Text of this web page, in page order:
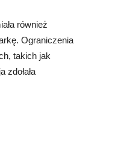
również
Ograniczenia
takich jak